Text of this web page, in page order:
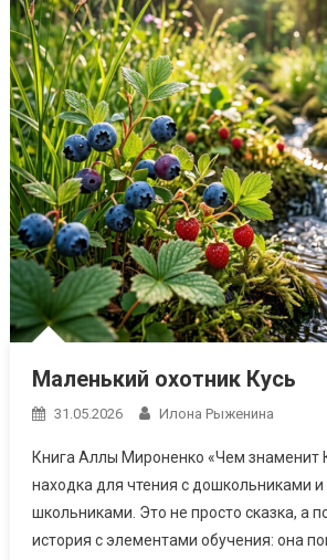
Маленький охотник Кусь
31.05.2026 Илона Рыженина
Книга Аллы Мироненко «Чем знаменит
находка для чтения с дошкольниками
школьниками. Это не просто сказка, а
история с элементами обучения: она